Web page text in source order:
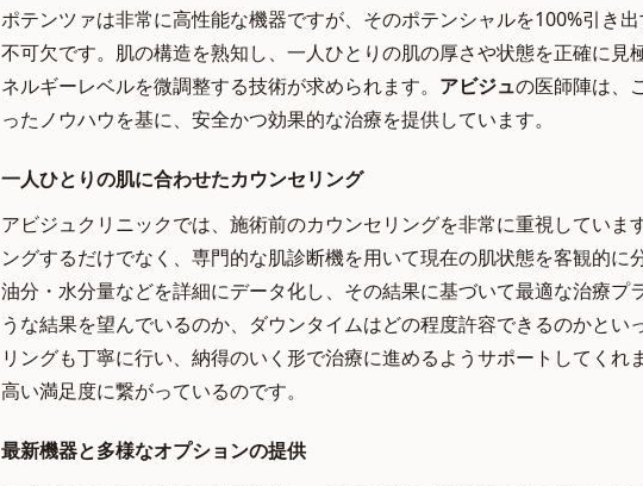
ポテンツァは非常に高性能な機器ですが、そのポテンシャルを100%引き
不可欠です。肌の構造を熟知し、一人ひとりの肌の厚さや状態を正確に見
ネルギーレベルを微調整する技術が求められます。 アビジュの医師陣は、
ったノウハウを基に、安全かつ効果的な治療を提供しています。
一人ひとりの肌に合わせたカウンセリング
アビジュクリニックでは、施術前のカウンセリングを非常に重視していま
ングするだけでなく、専門的な肌診断機を用いて現在の肌状態を客観的に
油分・水分量などを詳細にデータ化し、その結果に基づいて最適な治療プ
うな結果を望んでいるのか、ダウンタイムはどの程度許容できるのかとい
リングも丁寧に行い、納得のいく形で治療に進めるようサポートしてくれ
高い満足度に繋がっているのです。
最新機器と多様なオプションの提供